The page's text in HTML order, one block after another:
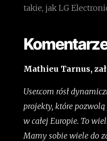
takie, jak LG
Mathieu Tarnus,
User.com rósł
projekty, które
w całej Europie. To
Mamy sobie wiele do